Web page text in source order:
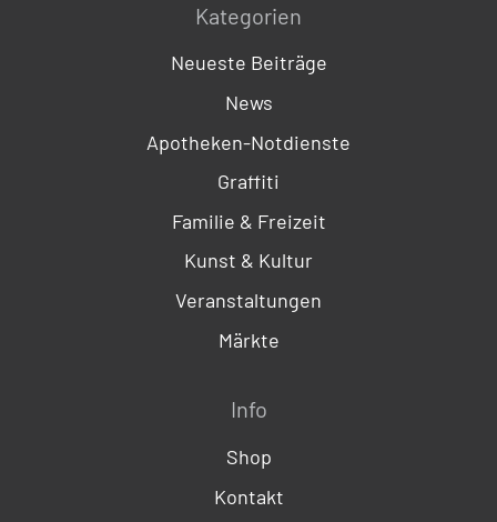
Kategorien
Neueste Beiträge
News
Apotheken-Notdienste
Graffiti
Familie & Freizeit
Kunst & Kultur
Veranstaltungen
Märkte
Info
Shop
Kontakt